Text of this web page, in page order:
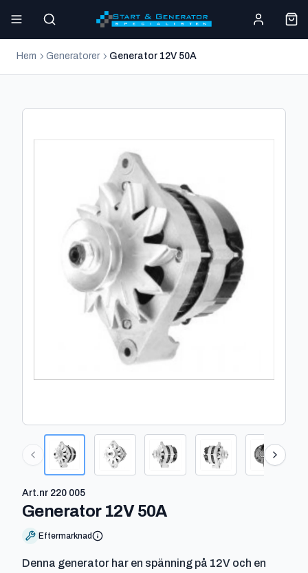
Hem Generatorer Generator 12V 50A
Art.nr 220 005
Generator 12V 50A-
Eftermarknad
Denna generator har en spänning på 12V och en